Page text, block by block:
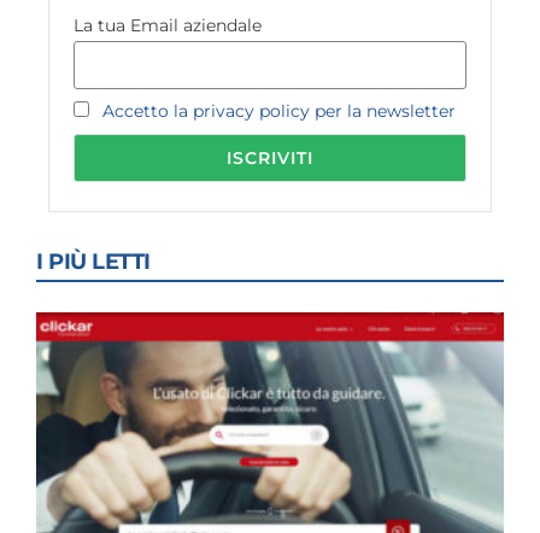
La tua Email aziendale
Accetto la privacy policy per la newsletter
I PIÙ LETTI